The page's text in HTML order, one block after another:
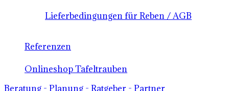
Lieferbedingungen für Reben / AGB
Referenzen
Onlineshop Tafeltrauben
Beratung - Planung - Ratgeber - Partner